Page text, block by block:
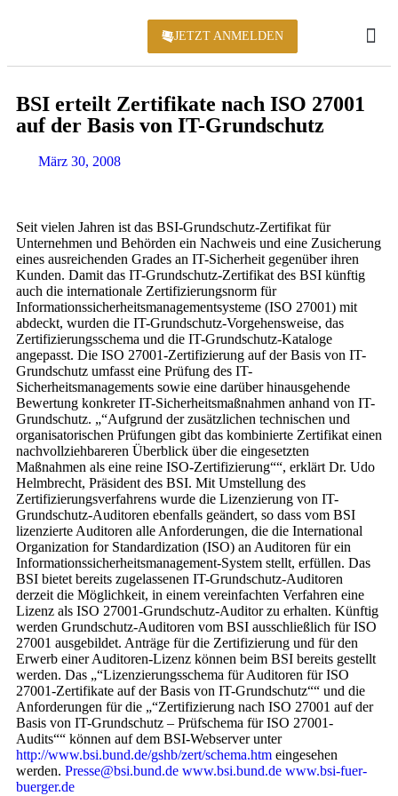
JETZT ANMELDEN
BSI erteilt Zertifikate nach ISO 27001
auf der Basis von IT-Grundschutz
März 30, 2008
Seit vielen Jahren ist das BSI-Grundschutz-Zertifikat für
Unternehmen und Behörden ein Nachweis und eine Zusicherung
eines ausreichenden Grades an IT-Sicherheit gegenüber ihren
Kunden. Damit das IT-Grundschutz-Zertifikat des BSI künftig
auch die internationale Zertifizierungsnorm für
Informationssicherheitsmanagementsysteme (ISO 27001) mit
abdeckt, wurden die IT-Grundschutz-Vorgehensweise, das
Zertifizierungsschema und die IT-Grundschutz-Kataloge
angepasst. Die ISO 27001-Zertifizierung auf der Basis von IT-
Grundschutz umfasst eine Prüfung des IT-
Sicherheitsmanagements sowie eine darüber hinausgehende
Bewertung konkreter IT-Sicherheitsmaßnahmen anhand von IT-
Grundschutz. „“Aufgrund der zusätzlichen technischen und
organisatorischen Prüfungen gibt das kombinierte Zertifikat einen
nachvollziehbareren Überblick über die eingesetzten
Maßnahmen als eine reine ISO-Zertifizierung““, erklärt Dr. Udo
Helmbrecht, Präsident des BSI. Mit Umstellung des
Zertifizierungsverfahrens wurde die Lizenzierung von IT-
Grundschutz-Auditoren ebenfalls geändert, so dass vom BSI
lizenzierte Auditoren alle Anforderungen, die die International
Organization for Standardization (ISO) an Auditoren für ein
Informationssicherheitsmanagement-System stellt, erfüllen. Das
BSI bietet bereits zugelassenen IT-Grundschutz-Auditoren
derzeit die Möglichkeit, in einem vereinfachten Verfahren eine
Lizenz als ISO 27001-Grundschutz-Auditor zu erhalten. Künftig
werden Grundschutz-Auditoren vom BSI ausschließlich für ISO
27001 ausgebildet. Anträge für die Zertifizierung und für den
Erwerb einer Auditoren-Lizenz können beim BSI bereits gestellt
werden. Das „“Lizenzierungsschema für Auditoren für ISO
27001-Zertifikate auf der Basis von IT-Grundschutz““ und die
Anforderungen für die „“Zertifizierung nach ISO 27001 auf der
Basis von IT-Grundschutz – Prüfschema für ISO 27001-
Audits““ können auf dem BSI-Webserver unter
http://www.bsi.bund.de/gshb/zert/schema.htm eingesehen
werden. Presse@bsi.bund.de www.bsi.bund.de www.bsi-fuer-
buerger.de